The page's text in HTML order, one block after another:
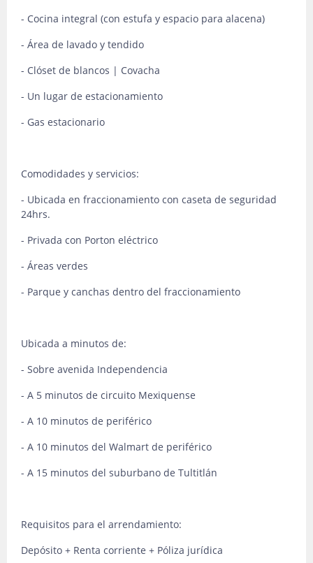
- Cocina integral (con estufa y espacio para alacena)
- Área de lavado y tendido
- Clóset de blancos | Covacha
- Un lugar de estacionamiento
- Gas estacionario
Comodidades y servicios:
- Ubicada en fraccionamiento con caseta de seguridad
24hrs.
- Privada con Porton eléctrico
- Áreas verdes
- Parque y canchas dentro del fraccionamiento
Ubicada a minutos de:
- Sobre avenida Independencia
- A 5 minutos de circuito Mexiquense
- A 10 minutos de periférico
- A 10 minutos del Walmart de periférico
- A 15 minutos del suburbano de Tultitlán
Requisitos para el arrendamiento:
Depósito + Renta corriente + Póliza jurídica